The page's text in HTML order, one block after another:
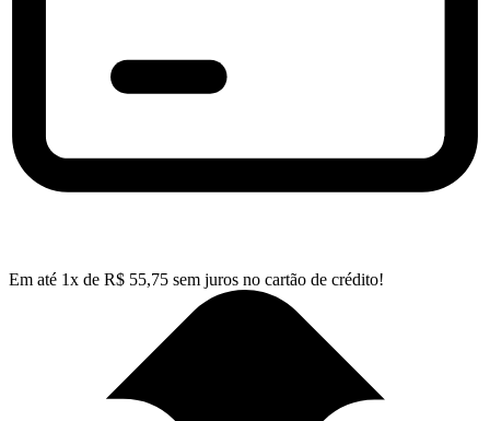
Em até 1x de R$ 55,75 sem juros no cartão de crédito!